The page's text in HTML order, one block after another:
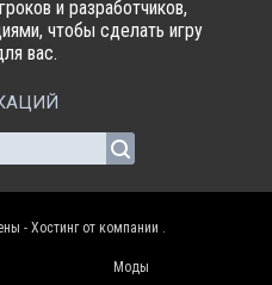
и разработчиков,
чтобы сделать игру
вас.
- Хостинг от компании .
Моды